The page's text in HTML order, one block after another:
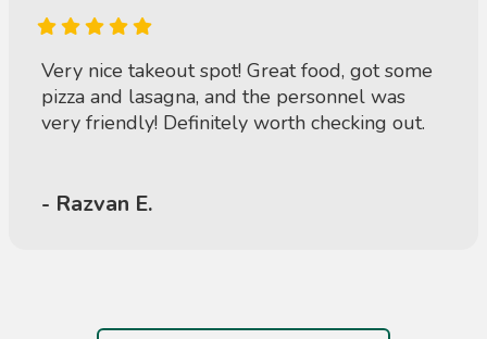
Very nice takeout spot! Great food, got some
pizza and lasagna, and the personnel was
very friendly! Definitely worth checking out.
- Razvan E.